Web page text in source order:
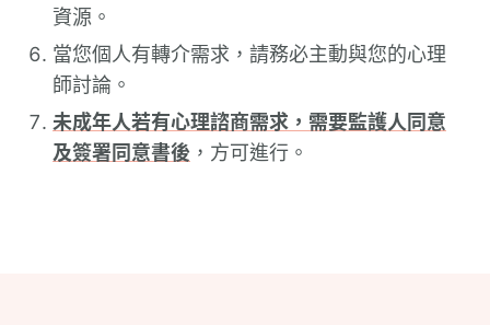
資源。
當您個人有轉介需求，請務必主動與您的心理
師討論。
未成年人若有心理諮商需求，需要監護人同意
及簽署同意書後 ，方可進行。